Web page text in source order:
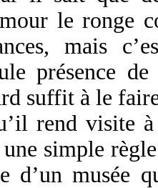
le ronge
mais
présence
suffit à le
rend visite
simple
d’un musée